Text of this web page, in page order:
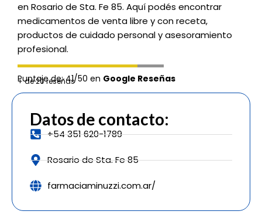
en Rosario de Sta. Fe 85. Aquí podés encontrar
medicamentos de venta libre y con receta,
productos de cuidado personal y asesoramiento
profesional.
Puntaje de: 41/50 en Google Reseñas
+ de 20 reseñas
Datos de contacto:
+54 351 620-1789
Rosario de Sta. Fe 85
farmaciaminuzzi.com.ar/